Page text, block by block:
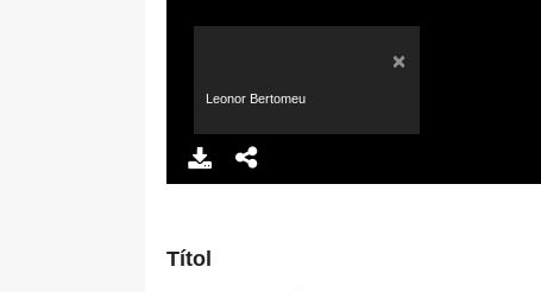
×
Leonor Bertomeu
Títol